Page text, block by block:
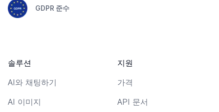
GDPR 준수
솔루션
AI와 채팅하기
AI 이미지
지원
가격
API 문서